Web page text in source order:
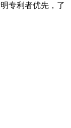
专利者优先，了